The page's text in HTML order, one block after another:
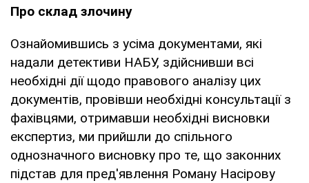
Про склад злочину
Ознайомившись з усіма документами, які
надали детективи НАБУ, здійснивши всі
необхідні дії щодо правового аналізу цих
документів, провівши необхідні консультації з
фахівцями, отримавши необхідні висновки
експертиз, ми прийшли до спільного
однозначного висновку про те, що законних
підстав для пред'явлення Роману Насірову